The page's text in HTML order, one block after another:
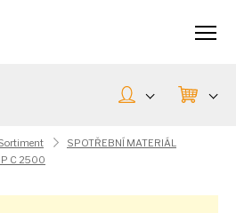
SPOTŘEBNÍ MATERIÁL
C 2500